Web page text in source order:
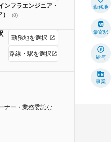
ンフラエンジニア・
(8)
勤務地を選択
路線・駅を選択
ナー・業務委託な
勤務地
最寄駅
給与
事業